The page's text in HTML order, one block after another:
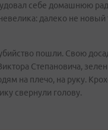
себе домашнюю
далеко не
пошли. Свою
Степановича,
на плечо, на руку.
свернули голову.